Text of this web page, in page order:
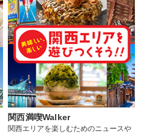
関西満喫Walker
関西エリアを楽しむためのニュースや